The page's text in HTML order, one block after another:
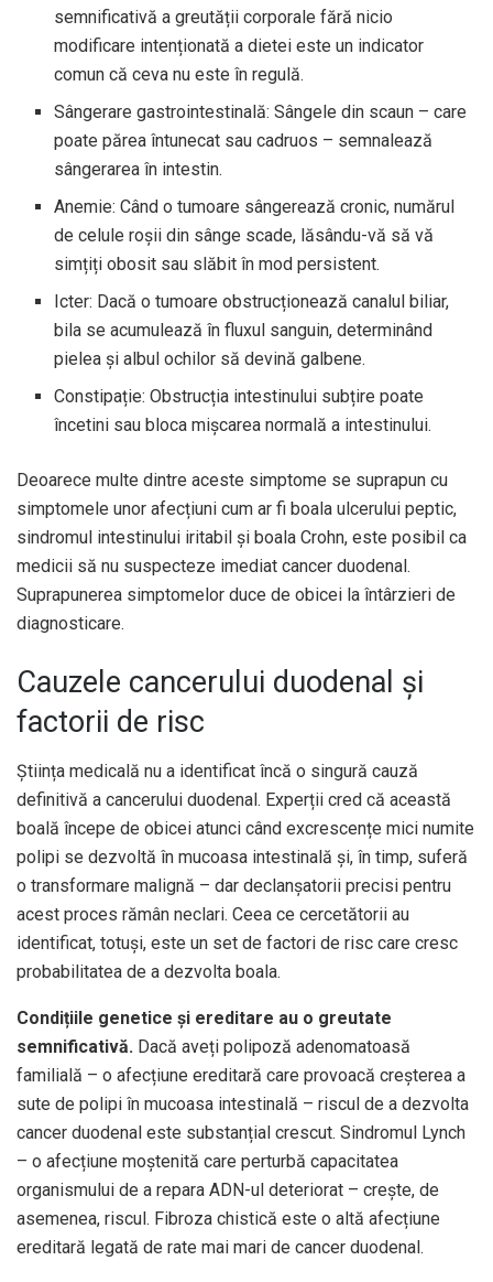
semnificativă a greutății corporale fără nicio
modificare intenționată a dietei este un indicator
comun că ceva nu este în regulă.
Sângerare gastrointestinală: Sângele din scaun – care
poate părea întunecat sau cadruos – semnalează
sângerarea în intestin.
Anemie: Când o tumoare sângerează cronic, numărul
de celule roșii din sânge scade, lăsându-vă să vă
simțiți obosit sau slăbit în mod persistent.
Icter: Dacă o tumoare obstrucționează canalul biliar,
bila se acumulează în fluxul sanguin, determinând
pielea și albul ochilor să devină galbene.
Constipație: Obstrucția intestinului subțire poate
încetini sau bloca mișcarea normală a intestinului.
Deoarece multe dintre aceste simptome se suprapun cu
simptomele unor afecțiuni cum ar fi boala ulcerului peptic,
sindromul intestinului iritabil și boala Crohn, este posibil ca
medicii să nu suspecteze imediat cancer duodenal.
Suprapunerea simptomelor duce de obicei la întârzieri de
diagnosticare.
Cauzele cancerului duodenal și
factorii de risc
Știința medicală nu a identificat încă o singură cauză
definitivă a cancerului duodenal. Experții cred că această
boală începe de obicei atunci când excrescențe mici numite
polipi se dezvoltă în mucoasa intestinală și, în timp, suferă
o transformare malignă – dar declanșatorii precisi pentru
acest proces rămân neclari. Ceea ce cercetătorii au
identificat, totuși, este un set de factori de risc care cresc
probabilitatea de a dezvolta boala.
Condițiile genetice și ereditare au o greutate
semnificativă. Dacă aveți polipoză adenomatoasă
familială – o afecțiune ereditară care provoacă creșterea a
sute de polipi în mucoasa intestinală – riscul de a dezvolta
cancer duodenal este substanțial crescut. Sindromul Lynch
– o afecțiune moștenită care perturbă capacitatea
organismului de a repara ADN-ul deteriorat – crește, de
asemenea, riscul. Fibroza chistică este o altă afecțiune
ereditară legată de rate mai mari de cancer duodenal.